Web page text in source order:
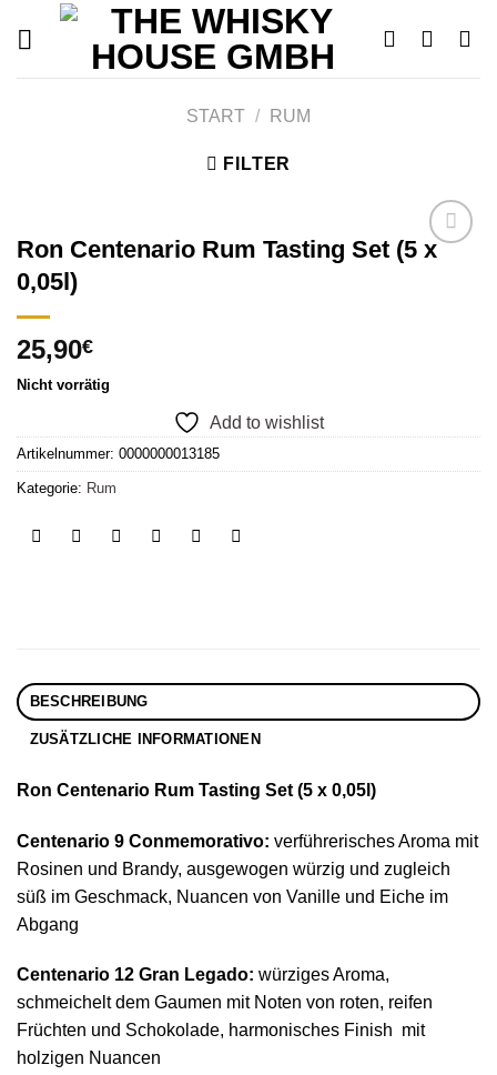
START / RUM
FILTER
Ron Centenario Rum Tasting Set (5 x
0,05l)
25,90€
Nicht vorrätig
Add to wishlist
Artikelnummer: 0000000013185
Kategorie: Rum
BESCHREIBUNG
ZUSÄTZLICHE INFORMATIONEN
Ron Centenario Rum Tasting Set (5 x 0,05l)
Centenario 9 Conmemorativo: verführerisches Aroma mit
Rosinen und Brandy, ausgewogen würzig und zugleich
süß im Geschmack, Nuancen von Vanille und Eiche im
Abgang
Centenario 12 Gran Legado: würziges Aroma,
schmeichelt dem Gaumen mit Noten von roten, reifen
Früchten und Schokolade, harmonisches Finish mit
holzigen Nuancen